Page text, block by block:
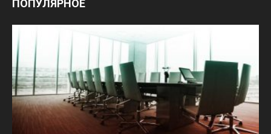
ПОПУЛЯРНОЕ